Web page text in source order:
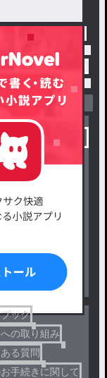
最新作：ただの独り言
ら探す
ンス
・異世界・SF
ック
の取り組み
る質問
手続きに関して